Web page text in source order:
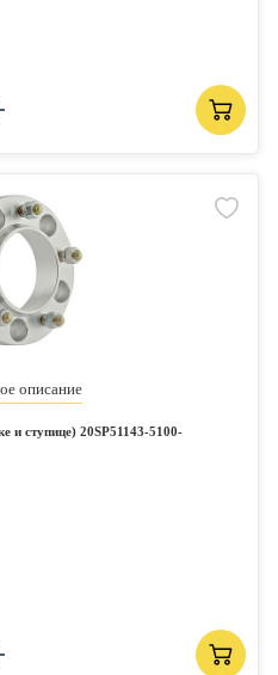
описание
и ступице) 20SP51143-5100-